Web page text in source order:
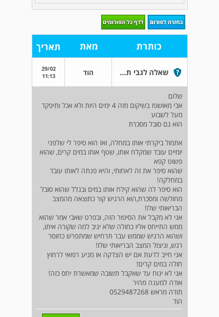
כותרת מאת תאריך
שאלה לגבי תרחיש שקרה לאבי חולה סכרת הוד
29/02
11:13
שלום
אבי מאושפז בשיקום מזה 4 ימים היות ולא אכל ותיפקד
מעל לשבוע
הוא גם סובל מסכרת
אתמול ביקרתי אותו במחלה, ואז הוא סיפר לי שלפני
יומיים עובד שמקלח אותו, שטף אותו במים קרים, שהוא
פשוט קפא
שהוא סיפר את זה לאחותי, והיא פנתה לאותו עובד
במחלקה!
הוא סיפר לה שהוא קילח אותו במים ובגלל שהוא סובל
מחולשה ומסכרת,הוא הרגיש קור כתוצאה מהמצב
הבריאותי שלו!
אני לא מקבל את הסיפור הזה, ובפרט שאבי אמר שהוא
ממש התייחס אליו כחולה שלא יגיב למה שקורה איתו,
ושהוא הרגיש שממש עבר תרחיש שמתפרש כחוסר
רגש, וניצול המצב הבריאותי שלו!
אני חייב לדעת אם יש הצדקה או מניע רפואי לרחוץ
חולה במים קרים!
אני לא ינוח עד שאקבל תשובה שמאשרת יחס כזה!
אודה למענה מהיר
תודה מראש 0529487268
הוד